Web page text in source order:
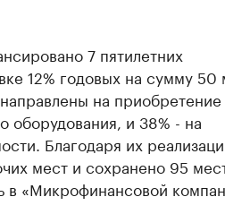
7 пятилетних
12% годовых на сумму 50
на приобретение
оборудования, и 38% - на
Благодаря их
мест и сохранено 95
«Микрофинансовой